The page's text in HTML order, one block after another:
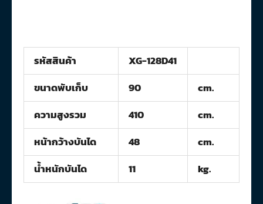
รหัสสินค้า
XG-128D41
ขนาดพับเก็บ
90
cm.
ความสูงรวม
410
cm.
หน้ากว้างบันได
48
cm.
น้ำหนักบันได
11 kg.